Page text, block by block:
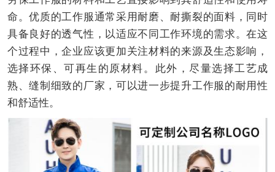
命。优质的工作服通常采用耐磨、耐撕裂的面料，同时
具备良好的透气性，以适应不同工作环境的需求。在这
个过程中，企业应该更加关注材料的来源及生态影响，
选择环保、可再生的原材料。此外，尽量选择工艺成
熟、缝制细致的厂家，可以进一步提升工作服的耐用性
和舒适性。